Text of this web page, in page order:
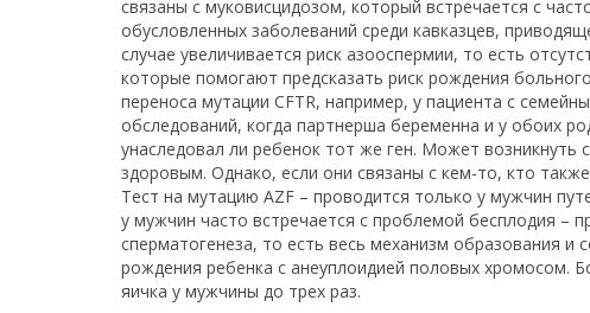
связаны с муковисцидозом, который встречается с
обусловленных заболеваний среди кавказцев,
случае увеличивается риск азооспермии, то есть
которые помогают предсказать риск рождения
переноса мутации CFTR, например, у пациента с
обследований, когда партнерша беременна и у обоих
унаследовал ли ребенок тот же ген. Может возникнуть
здоровым. Однако, если они связаны с кем-то, кто
Тест на мутацию AZF – проводится только у мужчин
у мужчин часто встречается с проблемой бесплодия –
сперматогенеза, то есть весь механизм образования
рождения ребенка с анеуплоидией половых хромосом.
яичка у мужчины до трех раз.